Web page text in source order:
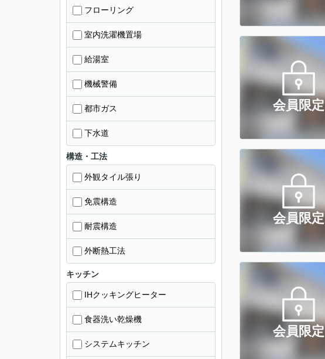
会員限定
会員限定
会員限定
フローリング
室内洗濯機置場
給湯室
機械警備
都市ガス
下水道
構造・工法
外観タイル張り
免震構造
耐震構造
外断熱工法
キッチン
IHクッキングヒーター
食器洗い乾燥機
システムキッチン